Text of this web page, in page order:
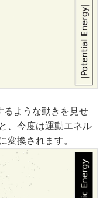
るような動きを見せ
、今度は運動エネル
変換されます。